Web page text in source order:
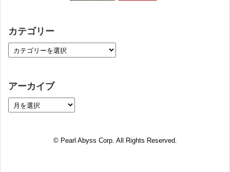
カテゴリー
アーカイブ
© Pearl Abyss Corp. All Rights Reserved.